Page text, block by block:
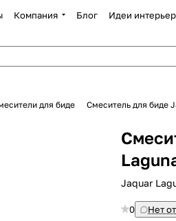
Компания Блог Идеи
для биде Смеситель для биде
Jaquar
0 Нет